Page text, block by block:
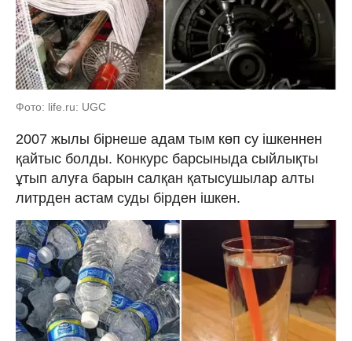
Фото: life.ru: UGC
2007 жылы бірнеше адам тым көп су ішкеннен
қайтыс болды. Конкурс барсыныда сыйлықты
ұтып алуға барын салқан қатысушылар алты
литрден астам суды бірден ішкен.